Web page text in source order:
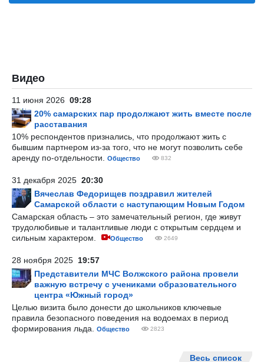
Видео
11 июня 2026 09:28
20% самарских пар продолжают жить вместе после
расставания
10% респондентов признались, что продолжают жить с
бывшим партнером из-за того, что не могут позволить себе
аренду по-отдельности.
Общество 832
31 декабря 2025 20:30
Вячеслав Федорищев поздравил жителей
Самарской области с наступающим Новым Годом
Самарская область – это замечательный регион, где живут
трудолюбивые и талантливые люди с открытым сердцем и
сильным характером.
Общество 2649
28 ноября 2025 19:57
Представители МЧС Волжского района провели
важную встречу с учениками образовательного
центра «Южный город»
Целью визита было донести до школьников ключевые
правила безопасного поведения на водоемах в период
формирования льда.
Общество 2823
Весь список